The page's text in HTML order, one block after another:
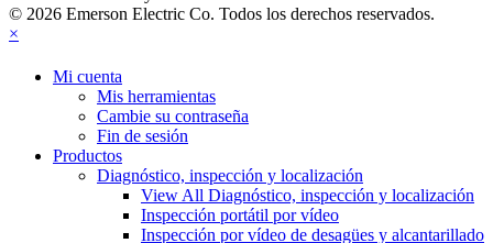
© 2026 Emerson Electric Co. Todos los derechos reservados.
×
Mi cuenta
Mis herramientas
Cambie su contraseña
Fin de sesión
Productos
Diagnóstico, inspección y localización
View All Diagnóstico, inspección y localización
Inspección portátil por vídeo
Inspección por vídeo de desagües y alcantarillado